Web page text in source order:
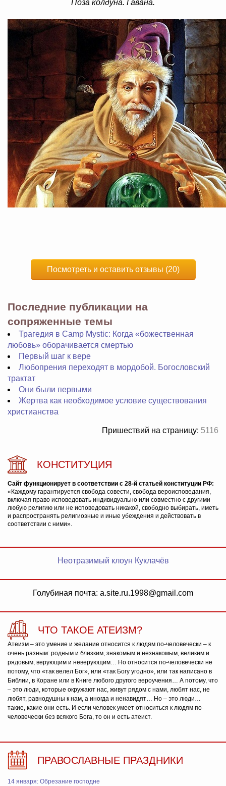
Поза колдуна. Гавана.
Посмотреть и оставить отзывы (20)
Последние публикации на
сопряженные темы
Трагедия в Camp Mystic: Когда «божественная
любовь» оборачивается смертью
Первый шаг к вере
Любопрения переходят в мордобой. Богословский
трактат
Они были первыми
Жертва как необходимое условие существования
христианства
Пришествий на страницу: 5116
КОНСТИТУЦИЯ
Сайт функционирует в соответствии с 28-й статьей конституции РФ:
«Каждому гарантируется свобода совести, свобода вероисповедания,
включая право исповедовать индивидуально или совместно с другими
любую религию или не исповедовать никакой, свободно выбирать, иметь
и распространять религиозные и иные убеждения и действовать в
соответствии с ними».
Неотразимый клоун Куклачёв
Голубиная почта: a.site.ru.1998@gmail.com
ЧТО ТАКОЕ АТЕИЗМ?
Атеизм – это умение и желание относится к людям по-человечески – к
очень разным: родным и близким, знакомым и незнакомым, великим и
рядовым, верующим и неверующим… Но относится по-человечески не
потому, что «так велел Бог», или «так Богу угодно», или так написано в
Библии, в Коране или в Книге любого другого вероучения… А потому, что
– это люди, которые окружают нас, живут рядом с нами, любят нас, не
любят, равнодушны к нам, а иногда и ненавидят… Но – это люди…
такие, какие они есть. И если человек умеет относиться к людям по-
человечески без всякого Бога, то он и есть атеист.
ПРАВОСЛАВНЫЕ ПРАЗДНИКИ
14 января: Обрезание господне